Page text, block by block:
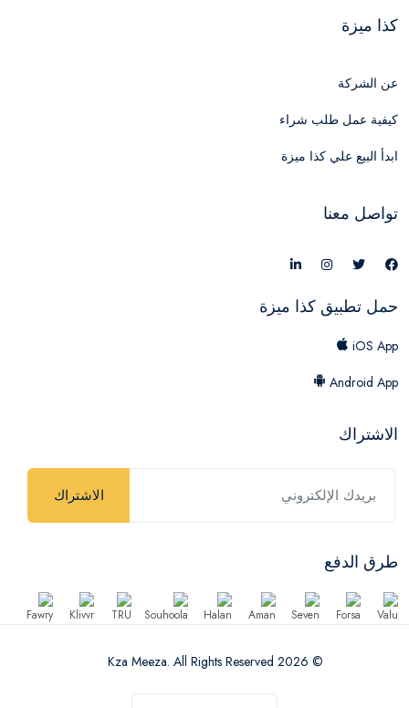
كذا ميزة
عن الشركة
كيفية عمل طلب شراء
ابدأ البيع علي كذا ميزة
تواصل معنا
حمل تطبيق كذا ميزة
iOS App
Android App
الاشتراك
الاشتراك
طرق الدفع
© 2026 Kza Meeza. All Rights Reserved